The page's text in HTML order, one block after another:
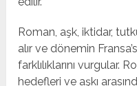
Roman, aşk, iktidar,
alır ve dönemin
farklılıklarını vurgular.
hedefleri ve aşkı